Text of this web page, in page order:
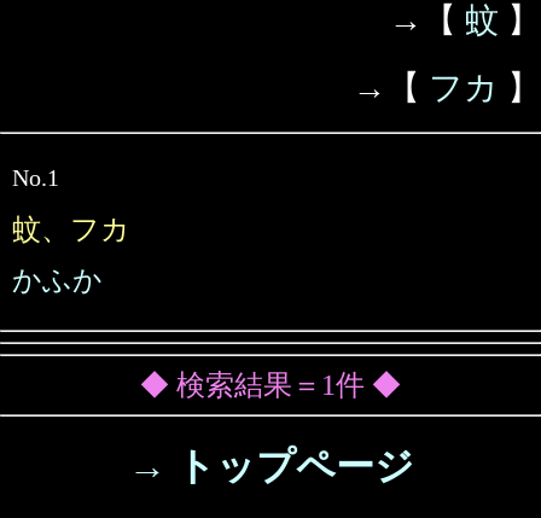
→【 蚊 】
→【 フカ 】
No.1
蚊、フカ
かふか
◆ 検索結果＝1件 ◆
→ トップページ